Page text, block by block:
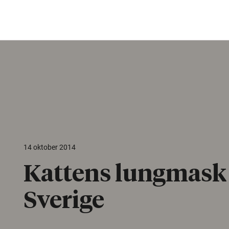
14 oktober 2014
Kattens
Sverige